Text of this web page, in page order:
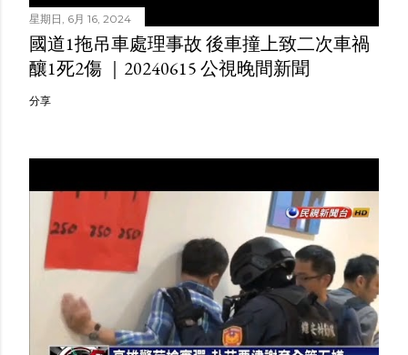
星期日, 6月 16, 2024
國道1拖吊車處理事故 後車撞上致二次車禍
釀1死2傷 ｜20240615 公視晚間新聞
分享